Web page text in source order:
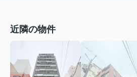
近隣の物件